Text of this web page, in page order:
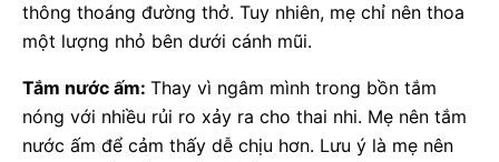
thông thoáng đường thở. Tuy nhiên, mẹ chỉ nên thoa
một lượng nhỏ bên dưới cánh mũi.
Tắm nước ấm: Thay vì ngâm mình trong bồn tắm
nóng với nhiều rủi ro xảy ra cho thai nhi. Mẹ nên tắm
nước ấm để cảm thấy dễ chịu hơn. Lưu ý là mẹ nên